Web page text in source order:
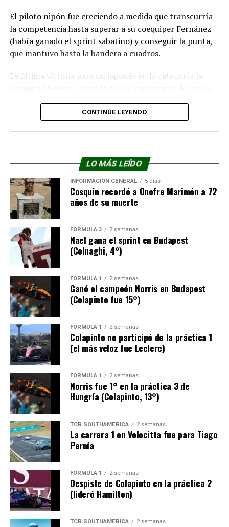
El piloto nipón fue creciendo a medida que transcurría
la competencia hasta superar a su coequiper Fernánez
(había ganado el sprint sabatino) y conseguir la punta,
que mantuvo hasta la bandera a cuadros.
La última victoria para un japonés en la categoría la
CONTINÚE LEYENDO
LO MÁS LEÍDO
INFORMACIÓN GENERAL 5 días
Cosquín recordó a Onofre Marimón a 72
años de su muerte
FÓRMULA 3 2 semanas
Nael gana el sprint en Budapest
(Colnaghi, 4°)
FÓRMULA 1 2 semanas
Ganó el campeón Norris en Budapest
(Colapinto fue 15°)
FÓRMULA 1 2 semanas
Colapinto no participó de la práctica 1
(el más veloz fue Leclerc)
FÓRMULA 1 2 semanas
Norris fue 1° en la práctica 3 de
Hungría (Colapinto, 13°)
TCR SOUTHAMERICA 2 semanas
La carrera 1 en Velocitta fue para Tiago
Pernía
FÓRMULA 1 2 semanas
Despiste de Colapinto en la práctica 2
(lideró Hamilton)
TCR SOUTHAMERICA 2 semanas